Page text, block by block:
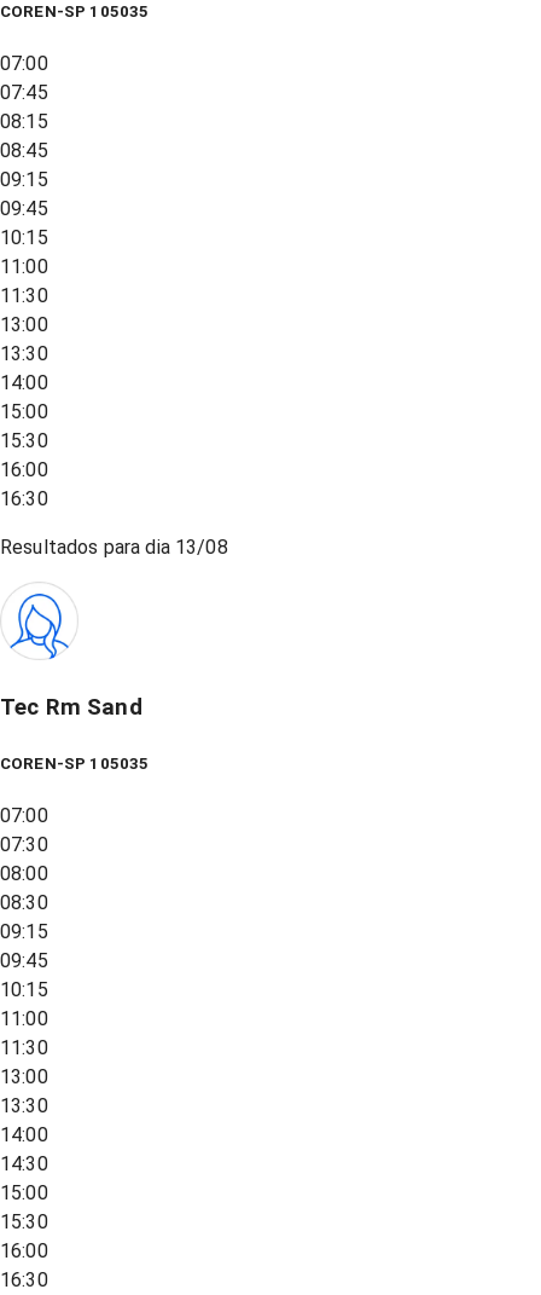
COREN-SP 105035
07:00
07:45
08:15
08:45
09:15
09:45
10:15
11:00
11:30
13:00
13:30
14:00
15:00
15:30
16:00
16:30
Resultados para dia 13/08
Tec Rm Sand
COREN-SP 105035
07:00
07:30
08:00
08:30
09:15
09:45
10:15
11:00
11:30
13:00
13:30
14:00
14:30
15:00
15:30
16:00
16:30